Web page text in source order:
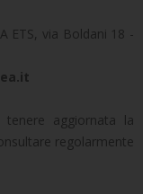
ETS, via Boldani 18 -
aggiornata la
regolarmente